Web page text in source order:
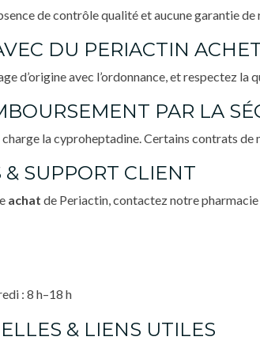
de contrôle qualité et aucune garantie
DU PERIACTIN
d’origine avec l’ordonnance, et respectez
PAR LA
charge la cyproheptadine. Certains contrats
SUPPORT CLIENT
achat de Periactin, contactez notre
: 8 h–18 h
& LIENS UTILES